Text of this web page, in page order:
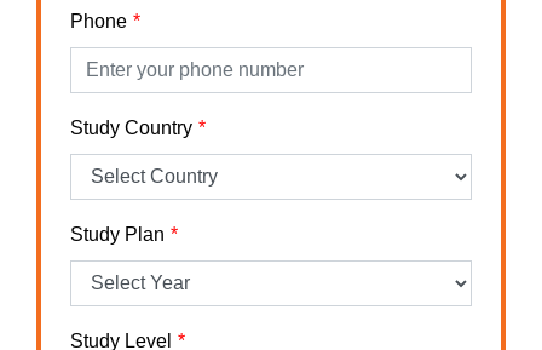
Phone
Study Country
Study Plan
Study Level